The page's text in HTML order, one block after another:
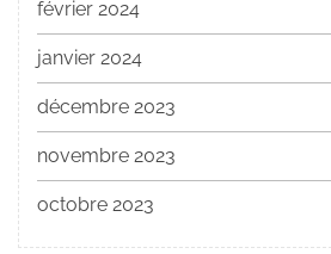
février 2024
janvier 2024
décembre 2023
novembre 2023
octobre 2023